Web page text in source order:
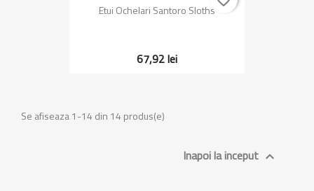
Etui Ochelari Santoro Sloths
67,92 lei
Se afiseaza 1-14 din 14 produs(e)
Inapoi la inceput 